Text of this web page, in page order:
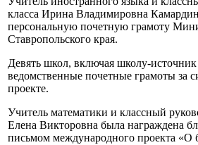
класса Ирина Владимировна
персональную почетную грамоту
Ставропольского края.
Девять школ, включая школу-
ведомственные почетные грамоты за
проекте.
Учитель математики и классный
Елена Викторовна была награждена
письмом международного проекта «О